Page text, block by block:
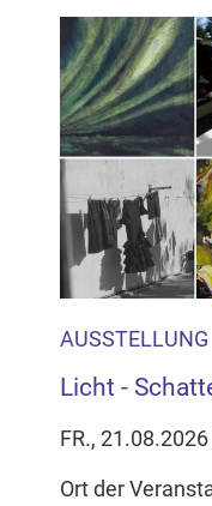
AUSSTELLUNG
Licht -
FR.,
Ort der